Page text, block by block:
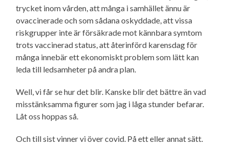
trycket inom vården, att många i samhället ännu är
ovaccinerade och som sådana oskyddade, att vissa
riskgrupper inte är försäkrade mot kännbara symtom
trots vaccinerad status, att återinförd karensdag för
många innebär ett ekonomiskt problem som lätt kan
leda till ledsamheter på andra plan.
Well, vi får se hur det blir. Kanske blir det bättre än vad
misstänksamma figurer som jag i låga stunder befarar.
Låt oss hoppas så.
Och till sist vinner vi över covid. På ett eller annat sätt.